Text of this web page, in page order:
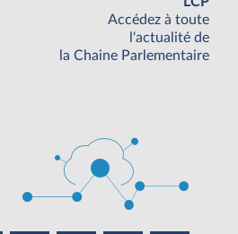
Accédez à toute
l'actualité de
la Chaine Parlementaire